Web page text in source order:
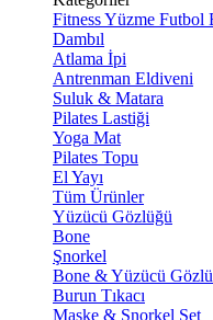
FitnessYüzme Futbol
Dambıl
Atlama İpi
Antrenman Eldiveni
Suluk & Matara
Pilates Lastiği
Yoga Mat
Pilates Topu
El Yayı
Tüm Ürünler
Yüzücü Gözlüğü
Bone
Şnorkel
Bone & Yüzücü
Burun Tıkacı
Maske & Şnorkel Set